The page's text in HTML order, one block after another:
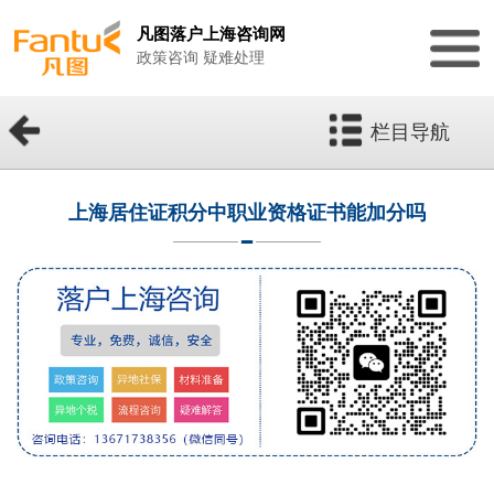
凡图落户上海咨询网
政策咨询 疑难处理
栏目导航
上海居住证积分中职业资格证书能加分吗